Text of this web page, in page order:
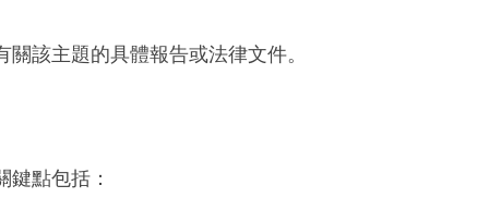
該主題的具體報告或法律文件。
點包括：